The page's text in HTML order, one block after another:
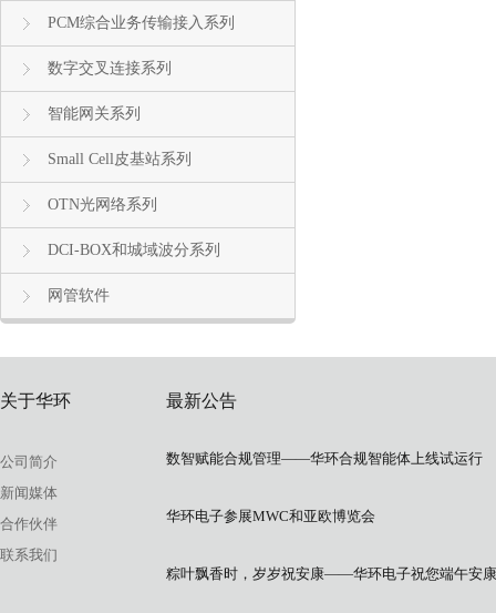
PCM综合业务传输接入系列
数字交叉连接系列
智能网关系列
Small Cell皮基站系列
OTN光网络系列
DCI-BOX和城域波分系列
网管软件
关于华环
公司简介
新闻媒体
合作伙伴
联系我们
最新公告
数智赋能合规管理——华环合规智能体上线试运行
华环电子参展MWC和亚欧博览会
粽叶飘香时，岁岁祝安康——华环电子祝您端午安康